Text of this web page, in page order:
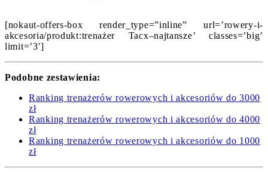
[nokaut-offers-box render_type=”inline” url=’rowery-i-
akcesoria/produkt:trenażer Tacx–najtansze’ classes=’big’
limit=’3′]
Podobne zestawienia:
Ranking trenażerów rowerowych i akcesoriów do 3000
zł
Ranking trenażerów rowerowych i akcesoriów do 4000
zł
Ranking trenażerów rowerowych i akcesoriów do 1000
zł